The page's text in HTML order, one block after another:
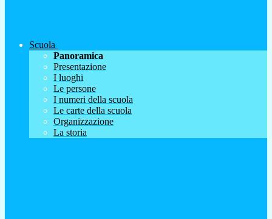
Scuola
Panoramica
Presentazione
I luoghi
Le persone
I numeri della scuola
Le carte della scuola
Organizzazione
La storia